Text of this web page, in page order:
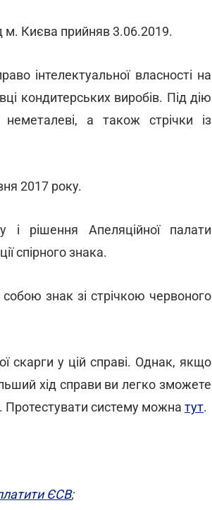
м. Києва прийняв 3.06.2019.
інтелектуальної власності на
кондитерських виробів. Під дію
неметалеві, а також стрічки із
2017 року.
рішення Апеляційної палати
спірного знака.
знак зі стрічкою червоного
скарги у цій справі. Однак, якщо
хід справи ви легко зможете
. Протестувати систему можна тут.
ЄСВ;